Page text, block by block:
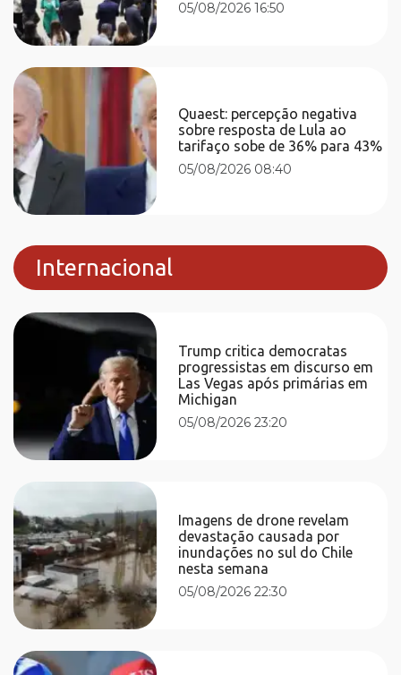
05/08/2026 16:50
Quaest: percepção negativa
sobre resposta de Lula ao
tarifaço sobe de 36% para 43%
05/08/2026 08:40
Internacional
Trump critica democratas
progressistas em discurso em
Las Vegas após primárias em
Michigan
05/08/2026 23:20
Imagens de drone revelam
devastação causada por
inundações no sul do Chile
nesta semana
05/08/2026 22:30